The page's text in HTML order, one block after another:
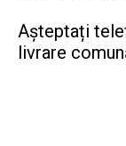
Așteptați
livrare